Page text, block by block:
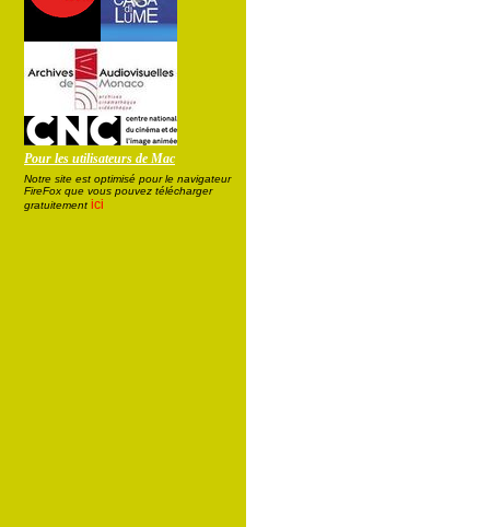
Pour les utilisateurs de Mac
Notre site est optimisé pour le navigateur
FireFox que vous pouvez télécharger
gratuitement ici